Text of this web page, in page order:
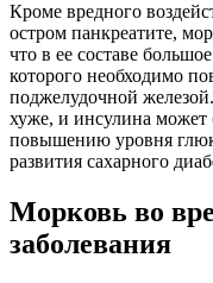
Кроме вредного
остром панкреатите,
что в ее составе
которого необходимо
поджелудочной
хуже, и инсулина может
повышению уровня
развития сахарного
Морковь во
заболевания